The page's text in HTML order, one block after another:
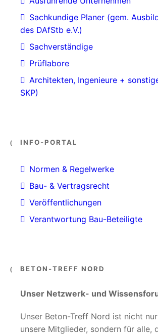
Sachkundige Planer (gem.
des DAfStb e.V.)
Sachverständige
Prüflabore
Architekten, Ingenieure +
SKP)
INFO-PORTAL
Normen & Regelwerke
Bau- & Vertragsrecht
Veröffentlichungen
Verantwortung Bau-Beteiligte
BETON-TREFF NORD
Unser Netzwerk- und
Unser Beton-Treff Nord ist nicht
unsere Mitglieder, sondern für alle,